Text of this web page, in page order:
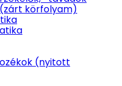
körfolyam)
(nyitott